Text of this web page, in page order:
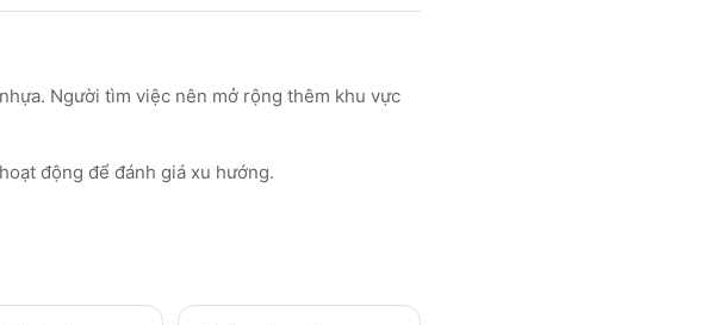
Người tìm việc nên mở rộng thêm khu vực
động để đánh giá xu hướng.